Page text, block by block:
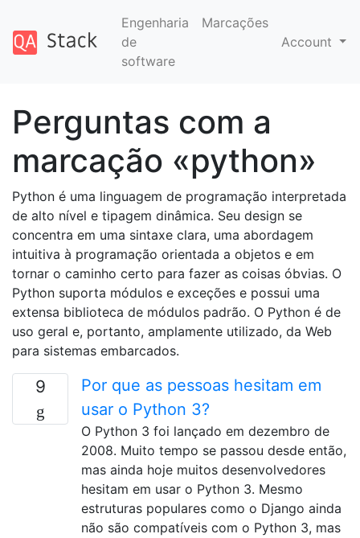
Engenharia
de
software
Marcações
Account
Perguntas com a
marcação «python»
Python é uma linguagem de programação interpretada
de alto nível e tipagem dinâmica. Seu design se
concentra em uma sintaxe clara, uma abordagem
intuitiva à programação orientada a objetos e em
tornar o caminho certo para fazer as coisas óbvias. O
Python suporta módulos e exceções e possui uma
extensa biblioteca de módulos padrão. O Python é de
uso geral e, portanto, amplamente utilizado, da Web
para sistemas embarcados.
9
Por que as pessoas hesitam em
usar o Python 3?
O Python 3 foi lançado em dezembro de
2008. Muito tempo se passou desde então,
mas ainda hoje muitos desenvolvedores
hesitam em usar o Python 3. Mesmo
estruturas populares como o Django ainda
não são compatíveis com o Python 3, mas